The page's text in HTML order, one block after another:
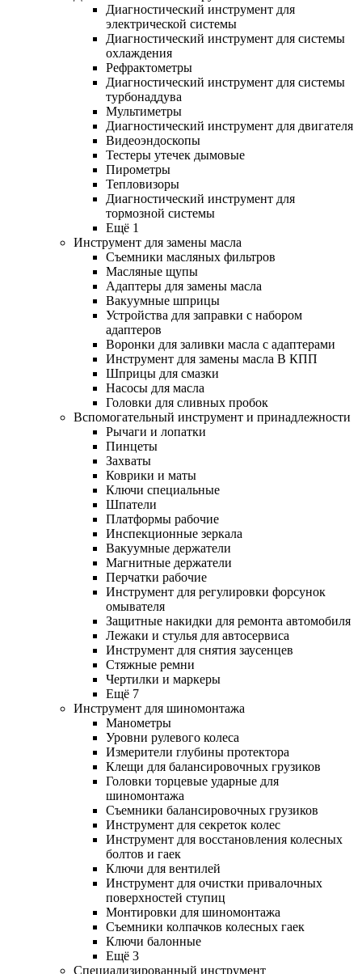
Диагностический инструмент для
электрической системы
Диагностический инструмент для системы
охлаждения
Рефрактометры
Диагностический инструмент для системы
турбонаддува
Мультиметры
Диагностический инструмент для двигателя
Видеоэндоскопы
Тестеры утечек дымовые
Пирометры
Тепловизоры
Диагностический инструмент для
тормозной системы
Ещё 1
Инструмент для замены масла
Съемники масляных фильтров
Масляные щупы
Адаптеры для замены масла
Вакуумные шприцы
Устройства для заправки с набором
адаптеров
Воронки для заливки масла с адаптерами
Инструмент для замены масла В КПП
Шприцы для смазки
Насосы для масла
Головки для сливных пробок
Вспомогательный инструмент и принадлежности
Рычаги и лопатки
Пинцеты
Захваты
Коврики и маты
Ключи специальные
Шпатели
Платформы рабочие
Инспекционные зеркала
Вакуумные держатели
Магнитные держатели
Перчатки рабочие
Инструмент для регулировки форсунок
омывателя
Защитные накидки для ремонта автомобиля
Лежаки и стулья для автосервиса
Инструмент для снятия заусенцев
Стяжные ремни
Чертилки и маркеры
Ещё 7
Инструмент для шиномонтажа
Манометры
Уровни рулевого колеса
Измерители глубины протектора
Клещи для балансировочных грузиков
Головки торцевые ударные для
шиномонтажа
Съемники балансировочных грузиков
Инструмент для секреток колес
Инструмент для восстановления колесных
болтов и гаек
Ключи для вентилей
Инструмент для очистки привалочных
поверхностей ступиц
Монтировки для шиномонтажа
Съемники колпачков колесных гаек
Ключи балонные
Ещё 3
Специализированный инструмент